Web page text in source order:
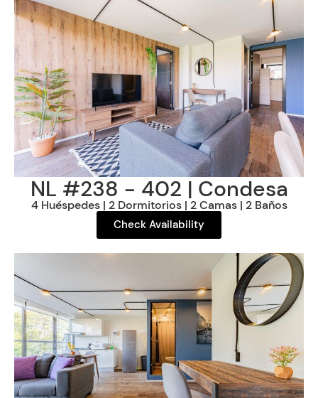
NL #238 - 402 | Condesa
4 Huéspedes | 2 Dormitorios | 2 Camas | 2 Baños
Check Availability